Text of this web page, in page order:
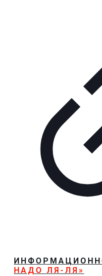
НАДО ЛЯ-ЛЯ»